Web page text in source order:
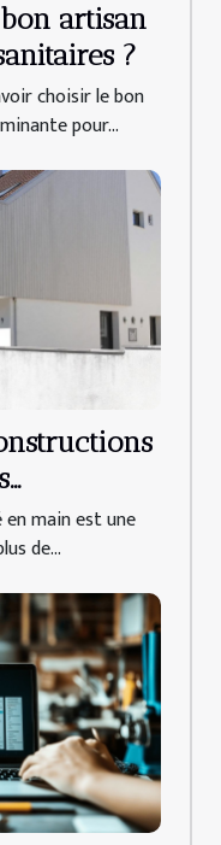
artisan
?
choisir le bon
pour...
main est une
de...